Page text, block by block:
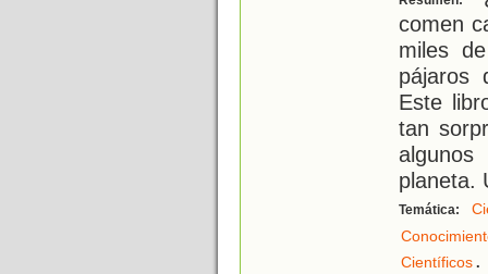
comen
miles
pájaros
Este
tan
planeta.
Temática:
Científicos.